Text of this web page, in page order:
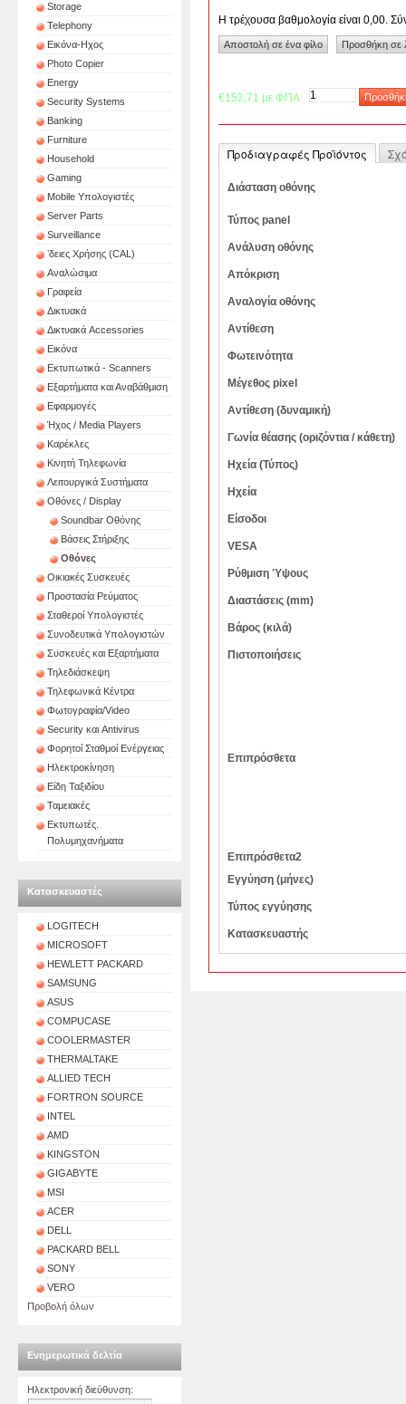
Storage
Telephony
Εικόνα-Ηχος
Photo Copier
Energy
Security Systems
Banking
Furniture
Household
Gaming
Mobile Υπολογιστές
Server Parts
Surveillance
ʼδειες Χρήσης (CAL)
Αναλώσιμα
Γραφεία
Δικτυακά
Δικτυακά Accessories
Εικόνα
Εκτυπωτικά - Scanners
Εξαρτήματα και Αναβάθμιση
Εφαρμογές
Ήχος / Media Players
Καρέκλες
Κινητή Τηλεφωνία
Λειτουργικά Συστήματα
Οθόνες / Display
Soundbar Οθόνης
Βάσεις Στήριξης
Οθόνες
Οικιακές Συσκευές
Προστασία Ρεύματος
Σταθεροί Υπολογιστές
Συνοδευτικά Υπολογιστών
Συσκευές και Εξαρτήματα
Τηλεδιάσκεψη
Τηλεφωνικά Κέντρα
Φωτογραφία/Video
Security και Antivirus
Φορητοί Σταθμοί Ενέργειας
Ηλεκτροκίνηση
Είδη Ταξιδίου
Ταμειακές
Εκτυπωτές.
Πολυμηχανήματα
Κατασκευαστές
LOGITECH
MICROSOFT
HEWLETT PACKARD
SAMSUNG
ASUS
COMPUCASE
COOLERMASTER
THERMALTAKE
ALLIED TECH
FORTRON SOURCE
INTEL
AMD
KINGSTON
GIGABYTE
MSI
ACER
DELL
PACKARD BELL
SONY
VERO
Προβολή όλων
Ενημερωτικά δελτία
Ηλεκτρονική διεύθυνση:
Η τρέχουσα βαθμολογία είναι 0,00.
€152,71 με ΦΠΑ
Προδιαγραφές Προϊόντος
Διάσταση οθόνης
Τύπος panel
Ανάλυση οθόνης
Aπόκριση
Αναλογία οθόνης
Αντίθεση
Φωτεινότητα
Μέγεθος pixel
Αντίθεση (δυναμική)
Γωνία θέασης (οριζόντια / κάθετη)
Ηχεία (Τύπος)
Ηχεία
Είσοδοι
VESA
Ρύθμιση Ύψους
Διαστάσεις (mm)
Βάρος (κιλά)
Πιστοποιήσεις
Επιπρόσθετα
Επιπρόσθετα2
Εγγύηση (μήνες)
Τύπος εγγύησης
Κατασκευαστής